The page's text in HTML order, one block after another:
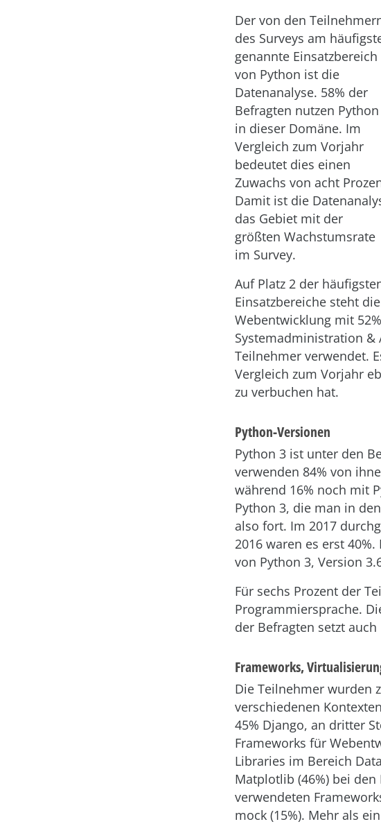
Der von den
des Surveys am
genannte Einsatzbereich
von Python ist die
Datenanalyse. 58% der
Befragten nutzen Python
in dieser Domäne. Im
Vergleich zum Vorjahr
bedeutet dies einen
Zuwachs von acht
Damit ist die
das Gebiet mit der
größten Wachstumsrate
im Survey.
Auf Platz 2 der
Einsatzbereiche steht die
Webentwicklung mit
Systemadministration &
Teilnehmer verwendet.
Vergleich zum Vorjahr
zu verbuchen hat.
Python-Versionen
Python 3 ist unter den
verwenden 84% von
während 16% noch mit
Python 3, die man in
also fort. Im 2017
2016 waren es erst
von Python 3, Version
Für sechs Prozent der
Programmiersprache.
der Befragten setzt auch
Frameworks,
Die Teilnehmer wurden
verschiedenen
45% Django, an dritter
Frameworks für
Libraries im Bereich
Matplotlib (46%) bei
verwendeten
mock (15%). Mehr als